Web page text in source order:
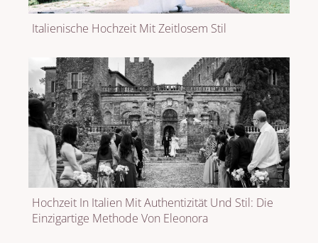
Italienische Hochzeit Mit Zeitlosem Stil
Hochzeit In Italien Mit Authentizität Und Stil: Die
Einzigartige Methode Von Eleonora